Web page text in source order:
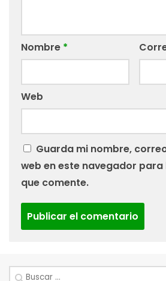
Nombre *
Web
Guarda mi nombre,
web en este navegador para
que comente.
Buscar: